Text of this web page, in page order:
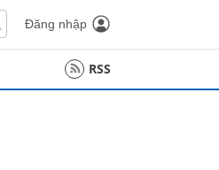
Đăng nhập
RSS